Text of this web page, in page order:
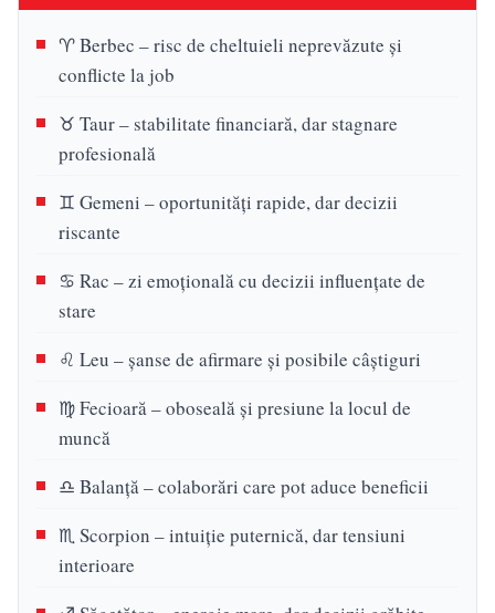
♈ Berbec – risc de cheltuieli neprevăzute și
conflicte la job
♉ Taur – stabilitate financiară, dar stagnare
profesională
♊ Gemeni – oportunități rapide, dar decizii
riscante
♋ Rac – zi emoțională cu decizii influențate de
stare
♌ Leu – șanse de afirmare și posibile câștiguri
♍ Fecioară – oboseală și presiune la locul de
muncă
♎ Balanță – colaborări care pot aduce beneficii
♏ Scorpion – intuiție puternică, dar tensiuni
interioare